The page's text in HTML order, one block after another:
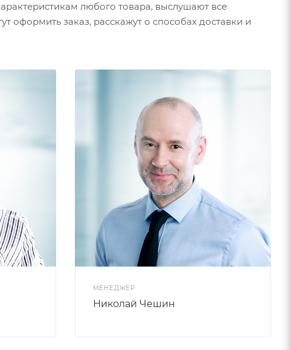
любого товара, выслушают все
оформить заказ, расскажут о способах доставки и
МЕНЕДЖЕР
Николай Чешин